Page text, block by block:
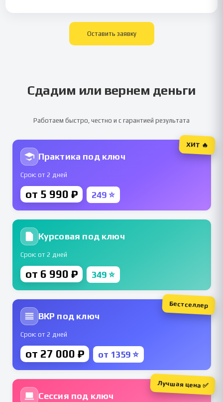
Оставить заявку
Сдадим или вернем деньги
Работаем быстро, честно и с гарантией результата
Практика под ключ
Срок: от 2 дней
от 5 990 ₽ 249 ⭐
ХИТ 🔥
Курсовая под ключ
Срок: от 2 дней
от 6 990 ₽ 349 ⭐
ВКР под ключ
Срок: от 2 дней
от 27 000 ₽ от 1359 ⭐
Бестселлер
Сессия под ключ
Лучшая цена ✅